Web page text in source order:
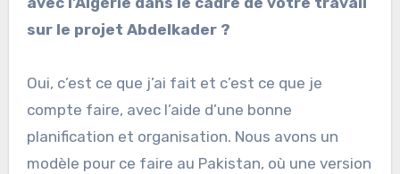
sur le projet Abdelkader ?
Oui, c’est ce que j’ai fait et c’est ce que je
compte faire, avec l’aide d’une bonne
planification et organisation. Nous avons un
modèle pour ce faire au Pakistan, où une version